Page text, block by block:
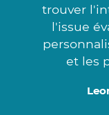
trouver
l'issue
et les